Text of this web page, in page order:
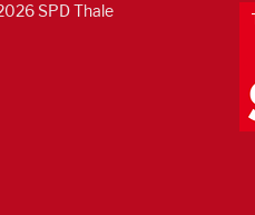
SPD Thale